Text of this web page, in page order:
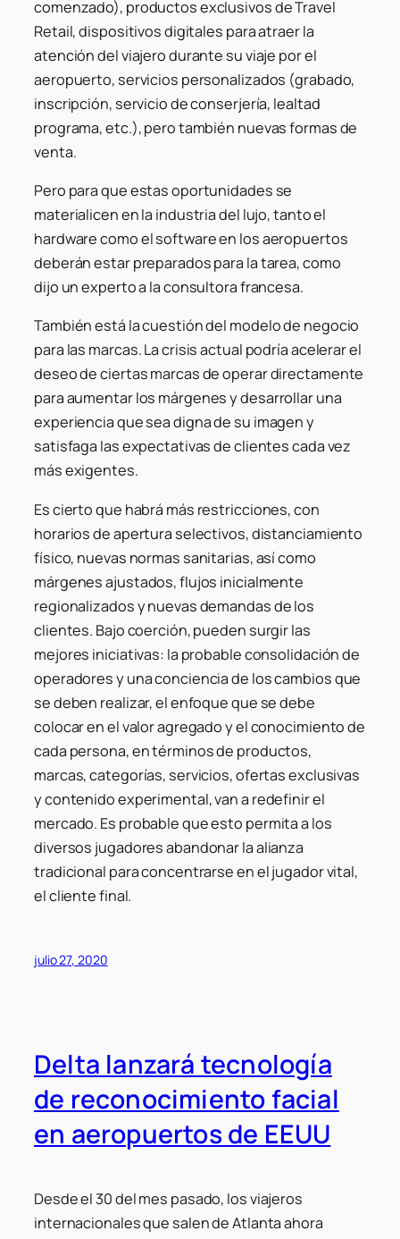
comenzado), productos exclusivos de Travel
Retail, dispositivos digitales para atraer la
atención del viajero durante su viaje por el
aeropuerto, servicios personalizados (grabado,
inscripción, servicio de conserjería, lealtad
programa, etc.), pero también nuevas formas de
venta.
Pero para que estas oportunidades se
materialicen en la industria del lujo, tanto el
hardware como el software en los aeropuertos
deberán estar preparados para la tarea, como
dijo un experto a la consultora francesa.
También está la cuestión del modelo de negocio
para las marcas. La crisis actual podría acelerar el
deseo de ciertas marcas de operar directamente
para aumentar los márgenes y desarrollar una
experiencia que sea digna de su imagen y
satisfaga las expectativas de clientes cada vez
más exigentes.
Es cierto que habrá más restricciones, con
horarios de apertura selectivos, distanciamiento
físico, nuevas normas sanitarias, así como
márgenes ajustados, flujos inicialmente
regionalizados y nuevas demandas de los
clientes. Bajo coerción, pueden surgir las
mejores iniciativas: la probable consolidación de
operadores y una conciencia de los cambios que
se deben realizar, el enfoque que se debe
colocar en el valor agregado y el conocimiento de
cada persona, en términos de productos,
marcas, categorías, servicios, ofertas exclusivas
y contenido experimental, van a redefinir el
mercado. Es probable que esto permita a los
diversos jugadores abandonar la alianza
tradicional para concentrarse en el jugador vital,
el cliente final.
julio 27, 2020
Delta lanzará tecnología
de reconocimiento facial
en aeropuertos de EEUU
Desde el 30 del mes pasado, los viajeros
internacionales que salen de Atlanta ahora